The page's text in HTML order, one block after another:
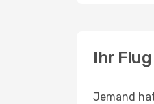
Ihr
Jemand